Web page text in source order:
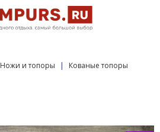
Ножи и топоры
Кованые топоры